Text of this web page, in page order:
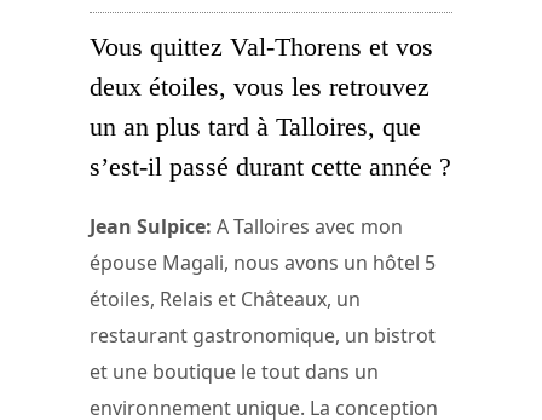
Vous quittez Val-Thorens et vos
deux étoiles, vous les retrouvez
un an plus tard à Talloires, que
s’est-il passé durant cette année ?
Jean Sulpice: A Talloires avec mon
épouse Magali, nous avons un hôtel 5
étoiles, Relais et Châteaux, un
restaurant gastronomique, un bistrot
et une boutique le tout dans un
environnement unique. La conception